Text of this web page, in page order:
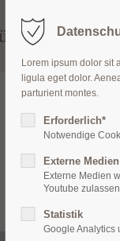
Schmuck
Lorem ipsum dolor sit
ligula eget dolor.
parturient montes.
Erforderlich*
Notwendige
Externe Medien
Externe Medien
Youtube zulassen
Statistik
Google Analytics